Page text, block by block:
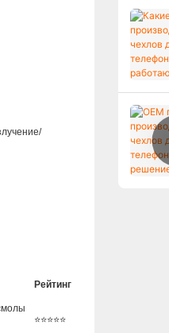
Рейтинг
⭐⭐⭐⭐⭐